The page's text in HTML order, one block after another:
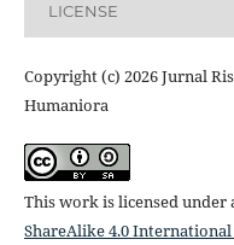
LICENSE
Copyright (c) 2026 Jurnal
Humaniora
This work is licensed under
ShareAlike 4.0 International